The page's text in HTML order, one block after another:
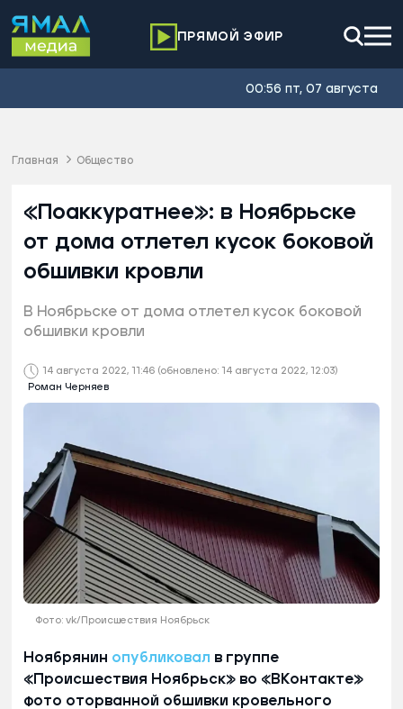
ПРЯМОЙ ЭФИР
00:56 пт, 07 августа
Главная Общество
14 августа 2022, 11:46 (обновлено: 14 августа 2022, 12:03)
Роман Черняев
«Поаккуратнее»: в Ноябрьске
от дома отлетел кусок боковой
обшивки кровли
В Ноябрьске от дома отлетел кусок боковой
обшивки кровли
Фото: vk/Происшествия Ноябрьск
Ноябрянин опубликовал в группе
«Происшествия Ноябрьск» во «ВКонтакте»
фото оторванной обшивки кровельного